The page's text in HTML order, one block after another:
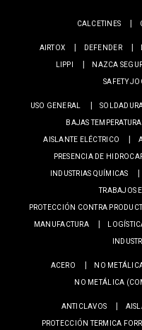
CALCETINES
AIRTOX DEFENDER
LIPPI
NAZCA
SAFETY
USO GENERAL
BAJAS
AISLANTE ELÉCTRICO
PRESENCIA DE
INDUSTRIAS QUÍMICAS
TRABAJOS
PROTECCIÓN CONTRA
MANUFACTURA
ACERO NO
NO METÁLICA
ANTICLAVOS
PROTECCIÓN TERMICA